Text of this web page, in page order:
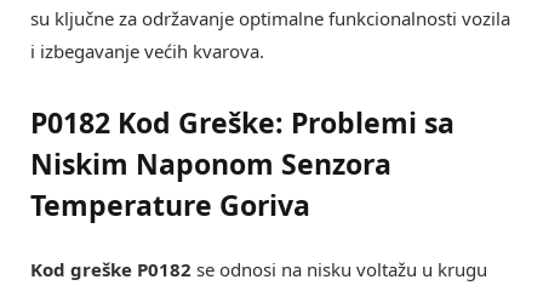
su ključne za održavanje optimalne funkcionalnosti vozila
i izbegavanje većih kvarova.
P0182 Kod Greške: Problemi sa
Niskim Naponom Senzora
Temperature Goriva
Kod greške P0182 se odnosi na nisku voltažu u krugu